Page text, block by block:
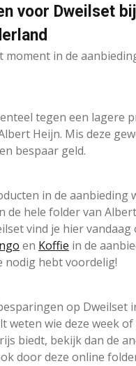
voor Dweilset
moment in de
tegen een lagere
Heijn. Mis deze
bespaar geld.
in de aanbieding
de hele folder van
vind je hier vandaag
en Koffie in de
nodig hebt voordelig!
op Dweilset
weten wie deze week
biedt, bekijk dan de
door deze online